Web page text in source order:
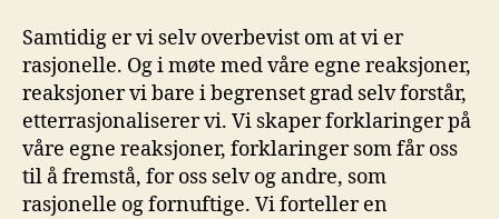
Samtidig er vi selv overbevist om at vi er
rasjonelle. Og i møte med våre egne reaksjoner,
reaksjoner vi bare i begrenset grad selv forstår,
etterrasjonaliserer vi. Vi skaper forklaringer på
våre egne reaksjoner, forklaringer som får oss
til å fremstå, for oss selv og andre, som
rasjonelle og fornuftige. Vi forteller en